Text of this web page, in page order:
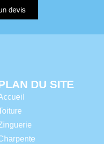
devis
DU SITE